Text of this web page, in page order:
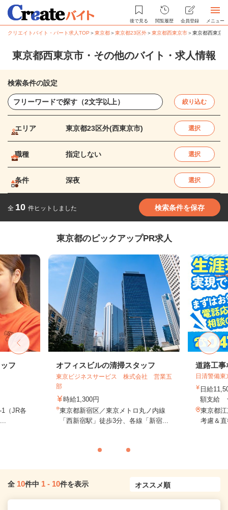
後で見る 閲覧履歴 会員登録 メニュー
クリエイトバイト・パート求人TOP ＞東京都＞東京都23区外＞東京都西東京市＞東京都西東京
東京都西東京市・その他のバイト・求人情報
検索条件の設定
絞り込む
エリア 東京都23区外(西東京市) 選択
職種 指定しない 選択
条件 深夜 選択
全 10 件ヒットしました 検索条件を保存
東京都のピックアップPR求人
フ
（JR各
オフィスビルの清掃スタッフ
東京ビジネスサービス 株式会社 営業五
部
時給1,300円
東京都新宿区／東京メトロ丸ノ内線
「西新宿駅」徒歩3分、各線「新宿...
道路工事
日清警備
日給
額支給
東京都
考慮＆
全 10件中 1 - 10件を表示